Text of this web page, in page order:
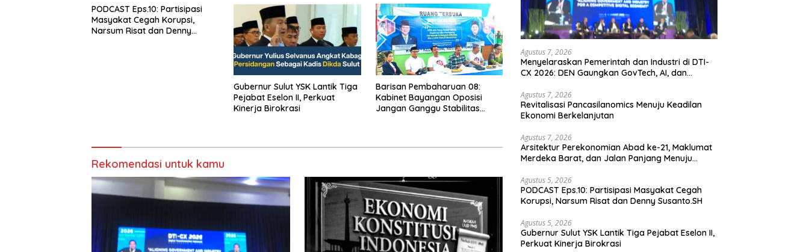
Kompetitif
PODCAST Eps.10: Partisipasi
Masyakat Cegah Korupsi,
Narsum Risat dan Denny
Gubernur Sulut YSK Lantik Tiga
Pejabat Eselon II, Perkuat
Kinerja Birokrasi
Barisan Pembaharuan 08:
Kabinet Bayangan Oposisi
Jangan Ganggu Stabilitas
Rekomendasi untuk kamu
Agustus 7, 2026
Menyelaraskan Pemerintah dan Industri di DTI-
CX 2026: DEN Gaungkan GovTech, AI, dan
Kompetitif
Agustus 7, 2026
Revitalisasi Pancasilanomics Menuju Keadilan
Ekonomi Berkelanjutan
Agustus 7, 2026
Arsitektur Perekonomian Abad ke-21, Maklumat
Merdeka Barat, dan Jalan Panjang Menuju
Agustus 5, 2026
PODCAST Eps.10: Partisipasi Masyakat Cegah
Korupsi, Narsum Risat dan Denny Susanto.SH
Agustus 5, 2026
Gubernur Sulut YSK Lantik Tiga Pejabat Eselon II,
Perkuat Kinerja Birokrasi